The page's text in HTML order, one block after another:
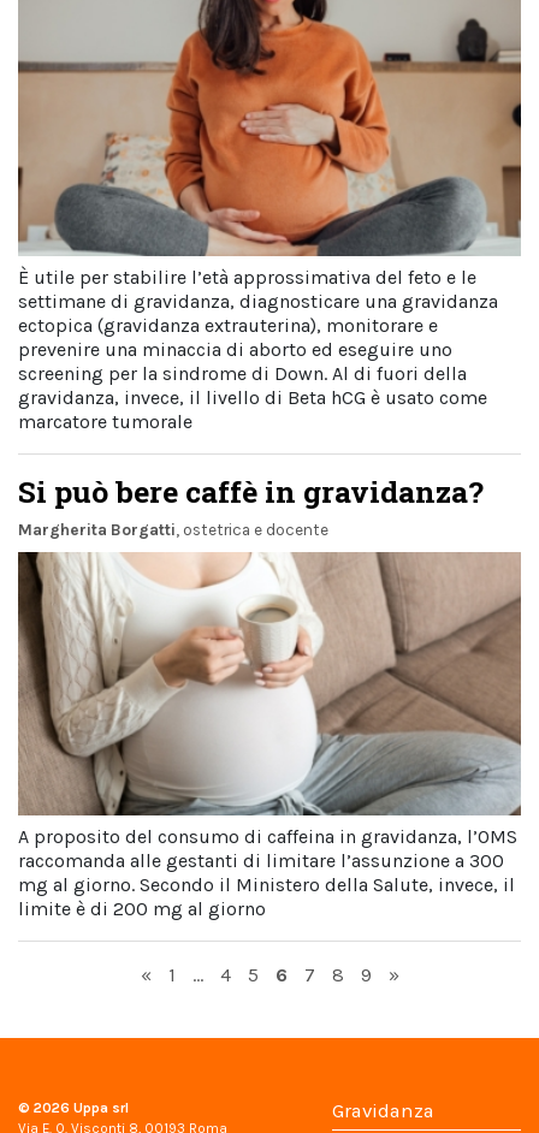
È utile per stabilire l’età approssimativa del feto e le
settimane di gravidanza, diagnosticare una gravidanza
ectopica (gravidanza extrauterina), monitorare e
prevenire una minaccia di aborto ed eseguire uno
screening per la sindrome di Down. Al di fuori della
gravidanza, invece, il livello di Beta hCG è usato come
marcatore tumorale
Si può bere caffè in gravidanza?
Margherita Borgatti , ostetrica e docente
A proposito del consumo di caffeina in gravidanza, l’OMS
raccomanda alle gestanti di limitare l’assunzione a 300
mg al giorno. Secondo il Ministero della Salute, invece, il
limite è di 200 mg al giorno
« Page
1 … Page
4 Page
5 Page
6 Page
7 Page
8 Page
9 »
© 2026 Uppa srl
Via E. Q. Visconti 8, 00193 Roma
Gravidanza